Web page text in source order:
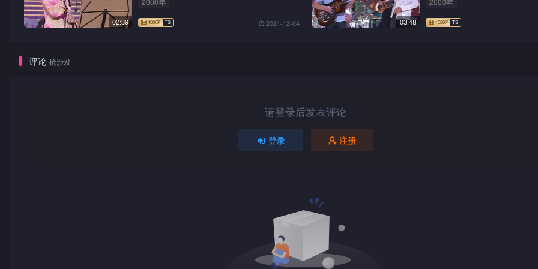
02:39 2021-12-04 03:48
评论 抢沙发
请登录后发表评论
登录 注册